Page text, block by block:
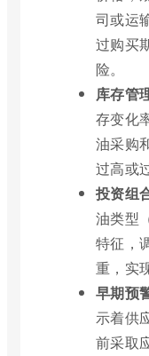
司或运
过购买
险。
库存管
存变化
油采购
过高或
投资组
油类型
特征，
重，实
早期预
示着供
前采取